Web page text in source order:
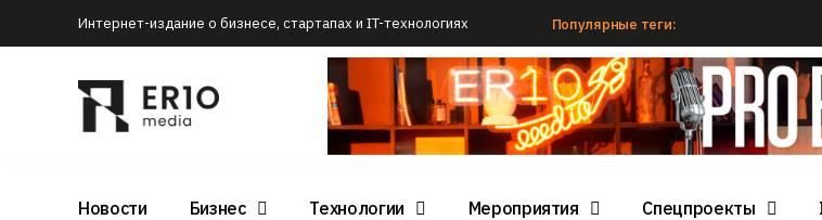
Интернет-издание о бизнесе, стартапах и IT-технологиях Популярные теги:
Новости Бизнес Технологии Мероприятия Спецпроекты